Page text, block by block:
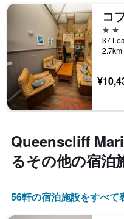
2つ星
2.7km
Queenscliff
るその他の宿泊
56​軒の宿泊施設をすべて